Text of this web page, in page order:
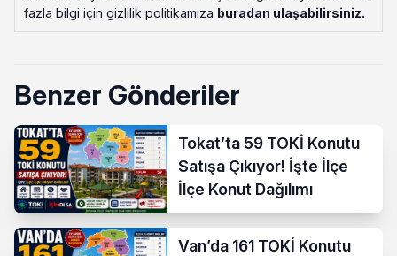
fazla bilgi için gizlilik politikamıza buradan ulaşabilirsiniz.
Benzer Gönderiler
Tokat’ta 59 TOKİ Konutu
Satışa Çıkıyor! İşte İlçe
İlçe Konut Dağılımı
Van’da 161 TOKİ Konutu